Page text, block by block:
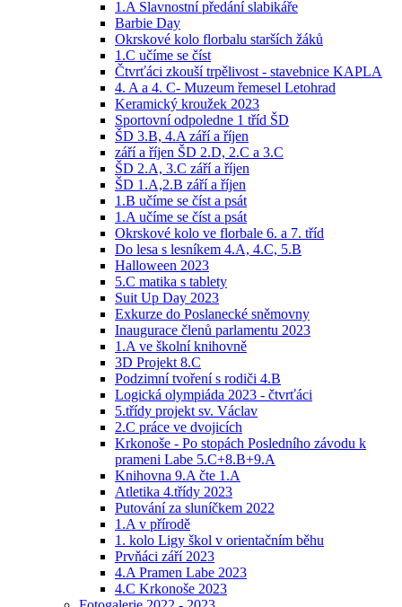
1.A Slavnostní předání slabikáře
Barbie Day
Okrskové kolo florbalu starších žáků
1.C učíme se číst
Čtvrťáci zkouší trpělivost - stavebnice KAPLA
4. A a 4. C- Muzeum řemesel Letohrad
Keramický kroužek 2023
Sportovní odpoledne 1 tříd ŠD
ŠD 3.B, 4.A září a říjen
září a říjen ŠD 2.D, 2.C a 3.C
ŠD 2.A, 3.C září a říjen
ŠD 1.A,2.B září a říjen
1.B učíme se číst a psát
1.A učíme se číst a psát
Okrskové kolo ve florbale 6. a 7. tříd
Do lesa s lesníkem 4.A, 4.C, 5.B
Halloween 2023
5.C matika s tablety
Suit Up Day 2023
Exkurze do Poslanecké sněmovny
Inaugurace členů parlamentu 2023
1.A ve školní knihovně
3D Projekt 8.C
Podzimní tvoření s rodiči 4.B
Logická olympiáda 2023 - čtvrťáci
5.třídy projekt sv. Václav
2.C práce ve dvojicích
Krkonoše - Po stopách Posledního závodu k
prameni Labe 5.C+8.B+9.A
Knihovna 9.A čte 1.A
Atletika 4.třídy 2023
Putování za sluníčkem 2022
1.A v přírodě
1. kolo Ligy škol v orientačním běhu
Prvňáci září 2023
4.A Pramen Labe 2023
4.C Krkonoše 2023